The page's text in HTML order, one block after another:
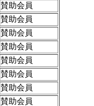
賛助会員
賛助会員
賛助会員
賛助会員
賛助会員
賛助会員
賛助会員
賛助会員